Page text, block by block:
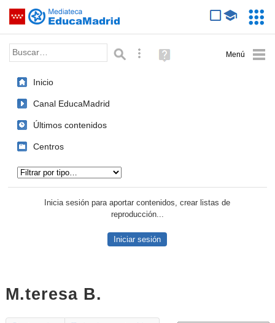
Saltar navegación
Palabra o frase: Búsqueda avanzada
Ayuda
(en
Inicio
Canal EducaMadrid
Últimos contenidos
Centros
Inicia sesión para aportar contenidos, crear listas de
reproducción...
Iniciar sesión
M.teresa B.